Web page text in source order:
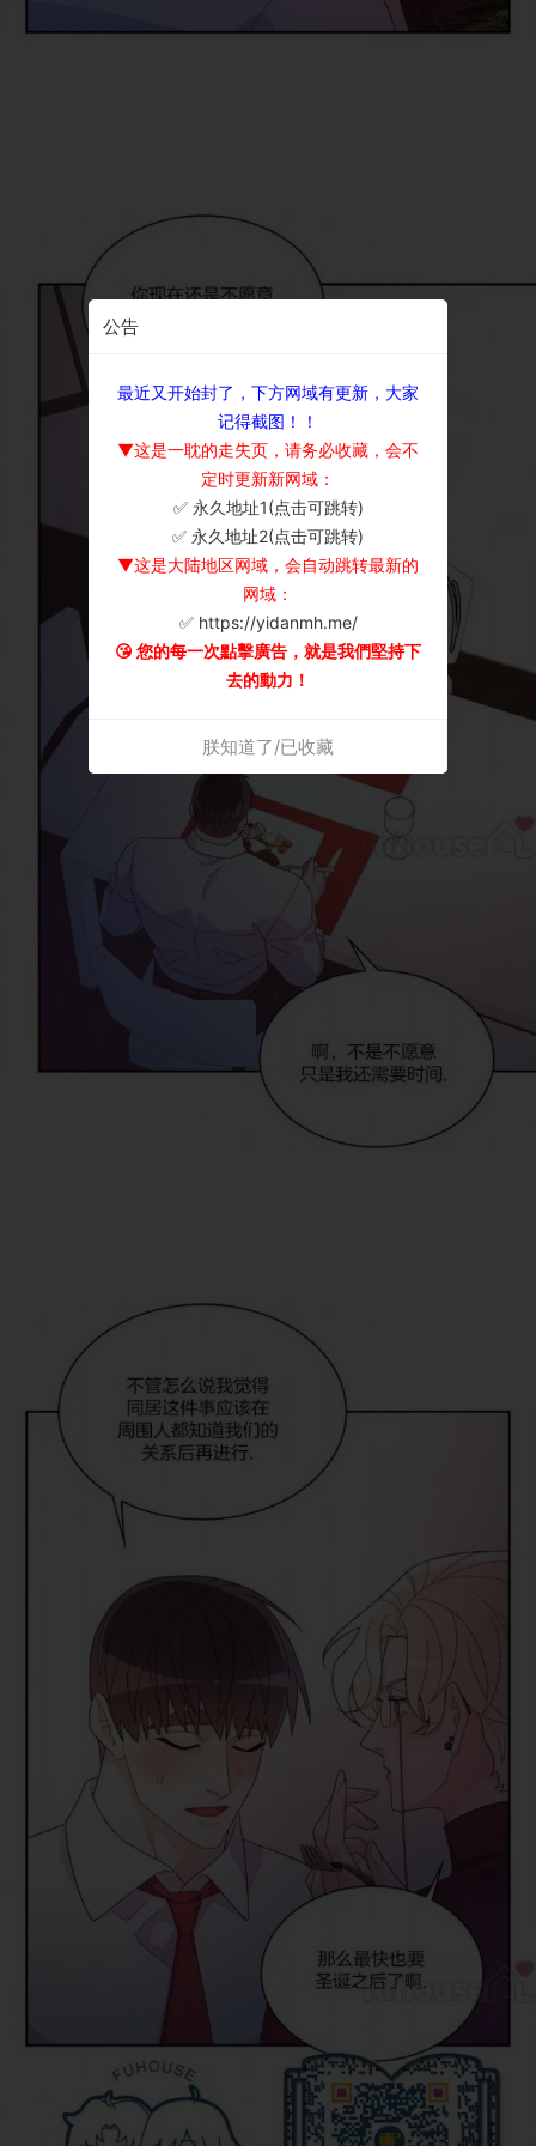
公告
最近又开始封了，下方网域有更新，大家
记得截图！！
▼这是一耽的走失页，请务必收藏，会不
定时更新新网域：
✅ 永久地址1(点击可跳转)
✅ 永久地址2(点击可跳转)
▼这是大陆地区网域，会自动跳转最新的
网域：
✅ https://yidanmh.me/
😘 您的每一次點擊廣告，就是我們堅持下
去的動力！
朕知道了/已收藏